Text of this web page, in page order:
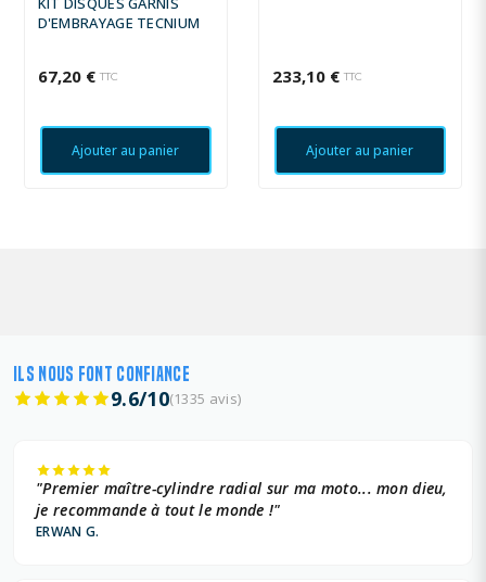
D'EMBRAYAGE TECNIUM
67,20 € TTC
Ajouter au panier
233,10 € TTC
Ajouter au panier
ILS NOUS FONT CONFIANCE
9.6/10(1335 avis)
"Premier maître-cylindre radial sur ma moto... mon dieu,
je recommande à tout le monde !"
ERWAN G.